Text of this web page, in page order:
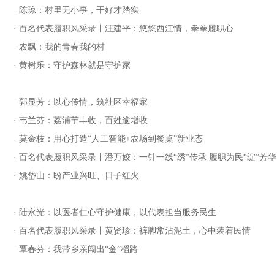
· 陈琼：村里无小事，干好才踏实
· 百名代表履职风采录丨汪建平：悠悠西江情，拳拳履职心
· 农飘：我的青春我的村
· 黄树乐：守护森林就是守护家
· 郭显芳：以心传情，筑社区幸福家
· 韦兰芬：荔浦芋丰收，百姓逾增收
· 莫金枝：用心打造“人工智能+农场到餐桌”新业态
· 百名代表履职风采录丨潘万姣：一针一线“绣”传承 履职为民“绽”芳华
· 姚岱山：盼产业兴旺、日子红火
· 陆永光：以医者仁心守护健康，以代表担当服务民生
· 百名代表履职风采录丨黄贤珍：裤脚常沾泥土，心中装着民情
· 覃春芬：我带乡亲闯出“金”稻路